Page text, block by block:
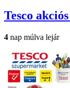
Tesco
4 nap múlva lejár